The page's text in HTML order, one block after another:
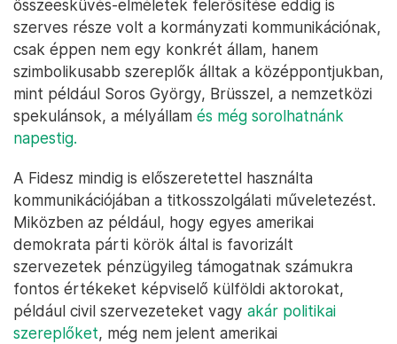
összeesküvés-elméletek felerősítése eddig is
szerves része volt a kormányzati kommunikációnak,
csak éppen nem egy konkrét állam, hanem
szimbolikusabb szereplők álltak a középpontjukban,
mint például Soros György, Brüsszel, a nemzetközi
spekulánsok, a mélyállam és még sorolhatnánk
napestig.
A Fidesz mindig is előszeretettel használta
kommunikációjában a titkosszolgálati műveletezést.
Miközben az például, hogy egyes amerikai
demokrata párti körök által is favorizált
szervezetek pénzügyileg támogatnak számukra
fontos értékeket képviselő külföldi aktorokat,
például civil szervezeteket vagy akár politikai
szereplőket, még nem jelent amerikai